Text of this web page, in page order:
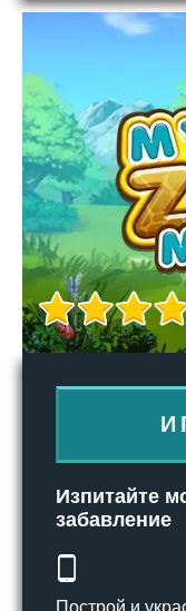
Изпитайте
забавление
Построй и